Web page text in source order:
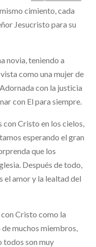
cimiento, cada
Jesucristo para su
novia, teniendo a
como una mujer de
Adornada con la justicia
con El para siempre.
con Cristo en los cielos,
esperando el gran
que los
Después de todo,
el amor y la lealtad del
con Cristo como la
muchos miembros,
todos son muy